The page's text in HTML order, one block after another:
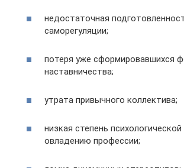
недостаточная
саморегуляции;
потеря уже сформировавшихся
наставничества;
утрата привычного коллектива;
низкая степень
овладению профессии;